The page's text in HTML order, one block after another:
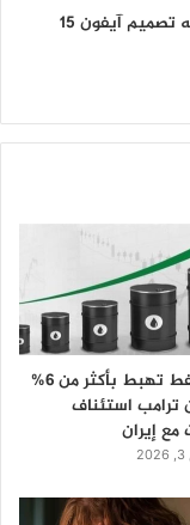
آيفون 15
أسعار النفط تهبط بأكثر من 6%
ترامب استئناف
مع إيران